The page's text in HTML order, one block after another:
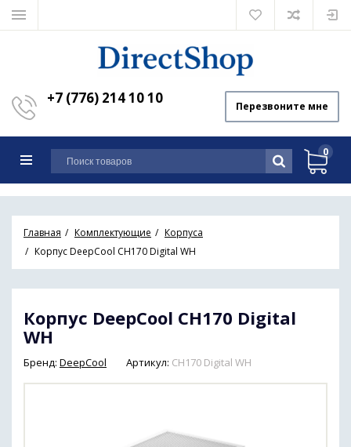
+7 (776) 214 10 10 Перезвоните мне
0
Главная Комплектующие
Корпуса
Корпус DeepCool CH170 Digital WH
Корпус DeepCool CH170 Digital
WH
Бренд: DeepCool Артикул: CH170 Digital WH